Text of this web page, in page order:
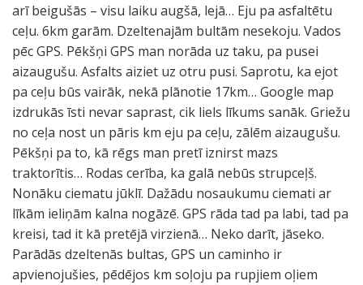
arī beigušās – visu laiku augšā, lejā… Eju pa asfaltētu
ceļu. 6km garām. Dzeltenajām bultām nesekoju. Vados
pēc GPS. Pēkšņi GPS man norāda uz taku, pa pusei
aizaugušu. Asfalts aiziet uz otru pusi. Saprotu, ka ejot
pa ceļu būs vairāk, nekā plānotie 17km… Google map
izdrukās īsti nevar saprast, cik liels līkums sanāk. Griežu
no ceļa nost un pāris km eju pa ceļu, zālēm aizaugušu.
Pēkšņi pa to, kā rēgs man pretī iznirst mazs
traktorītis… Rodas cerība, ka galā nebūs strupceļš.
Nonāku ciematu jūklī. Dažādu nosaukumu ciemati ar
līkām ieliņām kalna nogāzē. GPS rāda tad pa labi, tad pa
kreisi, tad it kā pretējā virzienā… Neko darīt, jāseko.
Parādās dzeltenās bultas, GPS un caminho ir
apvienojušies, pēdējos km soļoju pa rupjiem oļiem